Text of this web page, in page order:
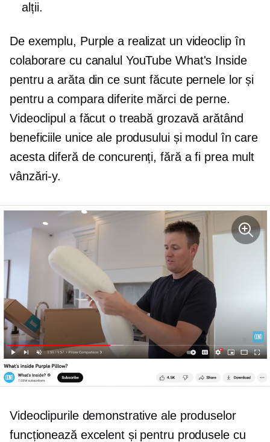
alții.
De exemplu, Purple a realizat un videoclip în
colaborare cu canalul YouTube What's Inside
pentru a arăta din ce sunt făcute pernele lor și
pentru a compara diferite mărci de perne.
Videoclipul a făcut o treabă grozavă arătând
beneficiile unice ale produsului și modul în care
acesta diferă de concurenți, fără a fi prea mult
vânzări-y.
Videoclipurile demonstrative ale produselor
funcționează excelent și pentru produsele cu